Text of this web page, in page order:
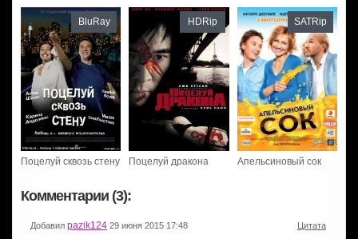
Поцелуй сквозь стену
BluRay
Поцелуй дракона
HDRip
Апельсиновый сок
SATRip
Комментарии (3):
Добавил pazik124 29 июня 2015 17:48 Цитата